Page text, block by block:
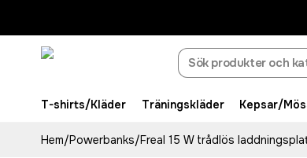
T-shirts/Kläder Träningskläder Kepsar/
Hem/Powerbanks/Freal 15 W trådlös